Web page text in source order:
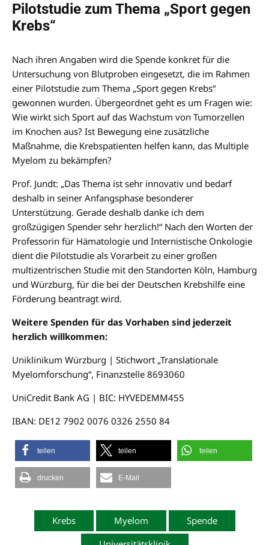
Pilotstudie zum Thema „Sport gegen
Krebs“
Nach ihren Angaben wird die Spende konkret für die
Untersuchung von Blutproben eingesetzt, die im Rahmen
einer Pilotstudie zum Thema „Sport gegen Krebs“
gewonnen wurden. Übergeordnet geht es um Fragen wie:
Wie wirkt sich Sport auf das Wachstum von Tumorzellen
im Knochen aus? Ist Bewegung eine zusätzliche
Maßnahme, die Krebspatienten helfen kann, das Multiple
Myelom zu bekämpfen?
Prof. Jundt: „Das Thema ist sehr innovativ und bedarf
deshalb in seiner Anfangsphase besonderer
Unterstützung. Gerade deshalb danke ich dem
großzügigen Spender sehr herzlich!“ Nach den Worten der
Professorin für Hämatologie und Internistische Onkologie
dient die Pilotstudie als Vorarbeit zu einer großen
multizentrischen Studie mit den Standorten Köln, Hamburg
und Würzburg, für die bei der Deutschen Krebshilfe eine
Förderung beantragt wird.
Weitere Spenden für das Vorhaben sind jederzeit
herzlich willkommen:
Uniklinikum Würzburg | Stichwort „Translationale
Myelomforschung“, Finanzstelle 8693060
UniCredit Bank AG | BIC: HYVEDEMM455
IBAN: DE12 7902 0076 0326 2550 84
teilen teilen teilen
drucken E-Mail
Krebs Myelom
Spende